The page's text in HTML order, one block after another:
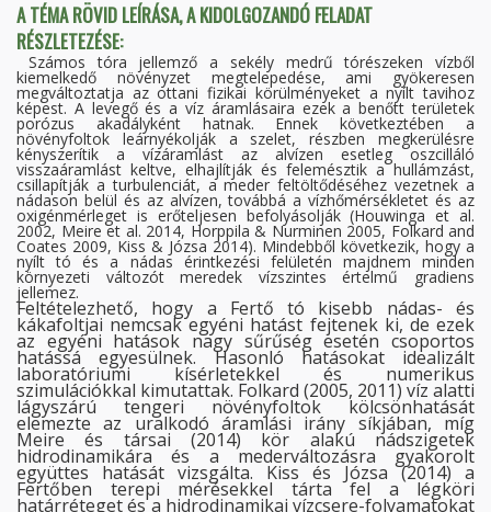
A TÉMA RÖVID LEÍRÁSA, A KIDOLGOZANDÓ FELADAT
RÉSZLETEZÉSE:
Számos tóra jellemző a sekély medrű tórészeken vízből
kiemelkedő növényzet megtelepedése, ami gyökeresen
megváltoztatja az ottani fizikai körülményeket a nyílt tavihoz
képest. A levegő és a víz áramlásaira ezek a benőtt területek
porózus akadályként hatnak. Ennek következtében a
növényfoltok leárnyékolják a szelet, részben megkerülésre
kényszerítik a vízáramlást az alvízen esetleg oszcilláló
visszaáramlást keltve, elhajlítják és felemésztik a hullámzást,
csillapítják a turbulenciát, a meder feltöltődéséhez vezetnek a
nádason belül és az alvízen, továbbá a vízhőmérsékletet és az
oxigénmérleget is erőteljesen befolyásolják (Houwinga et al.
2002, Meire et al. 2014, Horppila & Nurminen 2005, Folkard and
Coates 2009, Kiss & Józsa 2014). Mindebből következik, hogy a
nyílt tó és a nádas érintkezési felületén majdnem minden
környezeti változót meredek vízszintes értelmű gradiens
jellemez.
Feltételezhető, hogy a Fertő tó kisebb nádas- és
kákafoltjai nemcsak egyéni hatást fejtenek ki, de ezek
az egyéni hatások nagy sűrűség esetén csoportos
hatássá egyesülnek. Hasonló hatásokat idealizált
laboratóriumi kísérletekkel és numerikus
szimulációkkal kimutattak. Folkard (2005, 2011) víz alatti
lágyszárú tengeri növényfoltok kölcsönhatását
elemezte az uralkodó áramlási irány síkjában, míg
Meire és társai (2014) kör alakú nádszigetek
hidrodinamikára és a mederváltozásra gyakorolt
együttes hatását vizsgálta. Kiss és Józsa (2014) a
Fertőben terepi mérésekkel tárta fel a légköri
határréteget és a hidrodinamikai vízcsere-folyamatokat